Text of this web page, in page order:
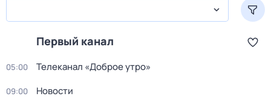
Первый канал
05:00 Телеканал «Доброе утро»
09:00 Новости